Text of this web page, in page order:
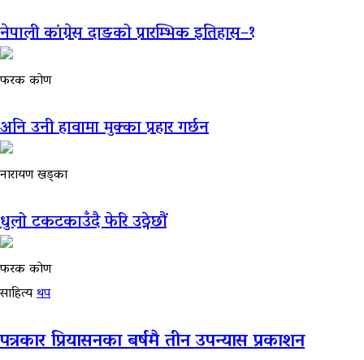
नेपाली कांग्रेस दाङको प्रारम्भिक इतिहास–१
फरक कोण
अनि उनी हावामा मुक्का प्रहार गर्छन
नारायण खड्का
धुलो टकटकाउँदै फेरि उठ्नेछौं
फरक कोण
साहित्यथप
पत्रकार प्रियासनका बर्षमै तीन उपन्यास प्रकाशन